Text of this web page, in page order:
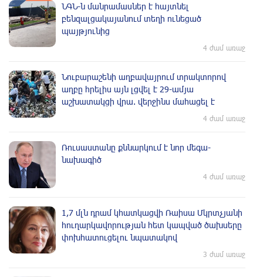
ՆԳՆ-ն մանրամասներ է հայտնել
բենզալցակայանում տեղի ունեցած
պայթյունից
4 ժամ առաջ
Նուբարաշենի աղբավայրում տրակտորով
աղբը հրելիս այն լցվել է 29-ամյա
աշխատակցի վրա. վերջինս մահացել է
4 ժամ առաջ
Ռուսաստանը քննարկում է նոր մեգա-
նախագիծ
4 ժամ առաջ
1,7 մլն դրամ կհատկացվի Ռաիսա Մկրտչյանի
հուղարկավորության հետ կապված ծախսերը
փոխհատուցելու նպատակով
3 ժամ առաջ